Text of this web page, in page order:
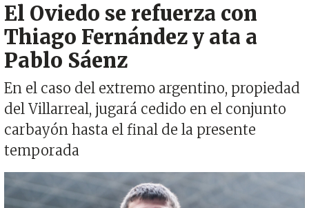
El Oviedo se refuerza con
Thiago Fernández y ata a
Pablo Sáenz
En el caso del extremo argentino, propiedad
del Villarreal, jugará cedido en el conjunto
carbayón hasta el final de la presente
temporada